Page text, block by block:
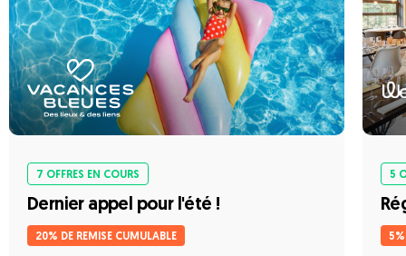
7 OFFRES EN COURS
Dernier appel pour l'été !
20% DE REMISE CUMULABLE
5
5%